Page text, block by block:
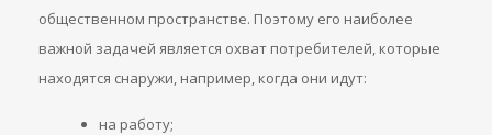
общественном пространстве. Поэтому его наиболее
важной задачей является охват потребителей, которые
находятся снаружи, например, когда они идут:
на работу;